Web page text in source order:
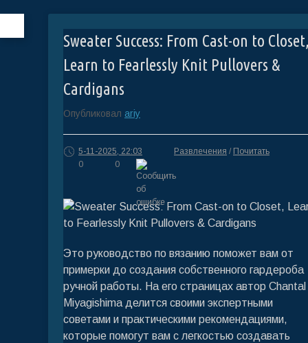
Sweater Success: From Cast-on to
Learn to Fearlessly Knit Pullovers &
Cardigans
Опубликовал ariy
5-11-2025, 22:03 Развлечения / Почитать
0
0
Это руководство по вязанию поможет вам от
примерки до создания собственного гардероба
ручной работы. На его страницах автор Chantal
Miyagishima делится своими экспертными
советами и практическими рекомендациями,
которые помогут вам с легкостью создавать